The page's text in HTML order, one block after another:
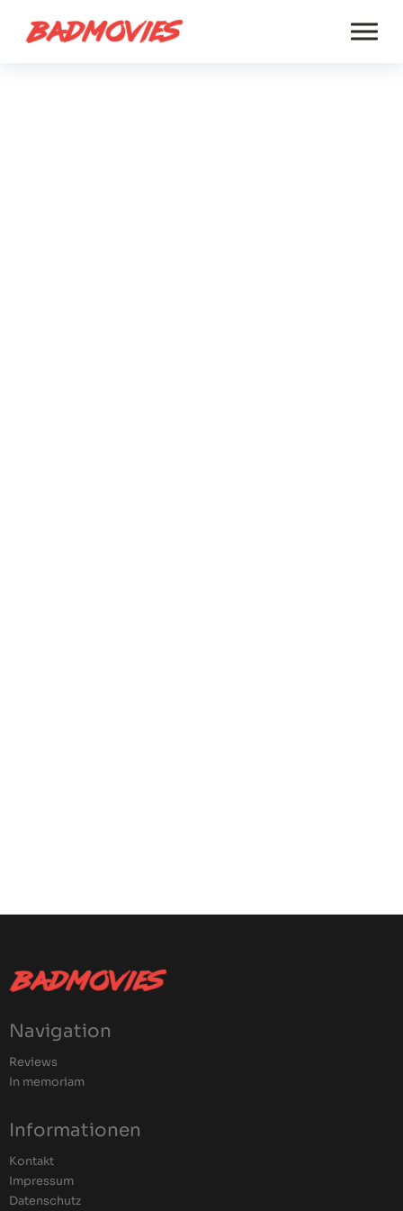
Navigation
Reviews
In memoriam
Informationen
Kontakt
Impressum
Datenschutz